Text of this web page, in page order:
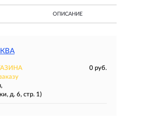
ОПИСАНИЕ
0 руб.
д. 6, стр. 1)